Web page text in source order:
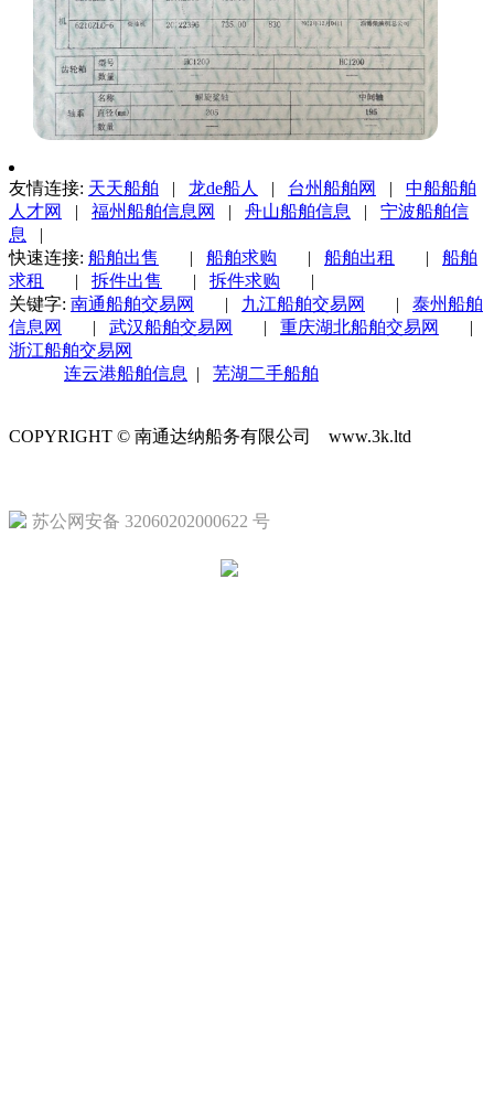
友情连接: 天天船舶 | 龙de船人 | 台州船舶网 | 中船船舶
人才网
| 福州船舶信息网 | 舟山船舶信息 | 宁波船舶信
息
|
快速连接: 船舶出售 | 船舶求购 | 船舶出租 | 船舶
求租
| 拆件出售 | 拆件求购 |
关键字: 南通船舶交易网 | 九江船舶交易网 | 泰州船舶
信息网
| 武汉船舶交易网 | 重庆湖北船舶交易网
|
浙江船舶交易网
连云港船舶信息
| 芜湖二手船舶
COPYRIGHT © 南通达纳船务有限公司 www.3k.ltd
苏公网安备 32060202000622 号